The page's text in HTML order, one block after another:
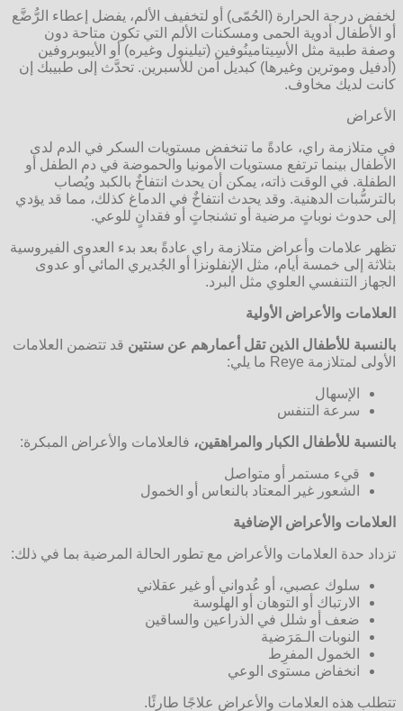
لخفض درجة الحرارة (الحُمّى) أو لتخفيف الألم، يفضل إعطاء الرُّضَّع
أو الأطفال أدوية الحمى ومسكنات الألم التي تكون متاحة دون
وصفة طبية مثل الأسِيتامينُوفين (تيلينول وغيره) أو الأيبوبروفين
(أدفيل وموترين وغيرها) كبديل آمن للأسبرين. تحدَّث إلى طبيبك إن
كانت لديك مخاوف.
الأعراض
في متلازمة راي، عادةً ما تنخفض مستويات السكر في الدم لدى
الأطفال بينما ترتفع مستويات الأمونيا والحموضة في دم الطفل أو
الطفلة. في الوقت ذاته، يمكن أن يحدث انتفاخٌ بالكبد ويُصاب
بالترسُّبات الدهنية. وقد يحدث انتفاخٌ في الدماغ كذلك، مما قد يؤدي
إلى حدوث نوباتٍ مرضية أو تشنجاتٍ أو فقدانٍ للوعي.
تظهر علامات وأعراض متلازمة راي عادةً بعد بدء العدوى الفيروسية
بثلاثة إلى خمسة أيام، مثل الإنفلونزا أو الجُديري المائي أو عدوى
الجهاز التنفسي العلوي مثل البرد.
العلامات والأعراض الأولية
بالنسبة للأطفال الذين تقل أعمارهم عن سنتين قد تتضمن العلامات
الأولى لمتلازمة Reye ما يلي:
الإسهال
سرعة التنفس
بالنسبة للأطفال الكبار والمراهقين، فالعلامات والأعراض المبكرة:
قيء مستمر أو متواصل
الشعور غير المعتاد بالنعاس أو الخمول
العلامات والأعراض الإضافية
تزداد حدة العلامات والأعراض مع تطور الحالة المرضية بما في ذلك:
سلوك عصبي، أو عُدواني أو غير عقلاني
الارتباك أو التوهان أو الهلوسة
ضعف أو شلل في الذراعين والساقين
النوبات الـمَرَضية
الخمول المفرِط
انخفاض مستوى الوعي
تتطلب هذه العلامات والأعراض علاجًا طارئًا.